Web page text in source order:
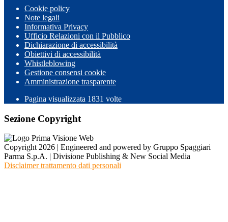
Cookie policy
Note legali
Informativa Privacy
Ufficio Relazioni con il Pubblico
Dichiarazione di accessibilità
Obiettivi di accessibilità
Whistleblowing
Gestione consensi cookie
Amministrazione trasparente
Pagina visualizzata 1831 volte
Sezione Copyright
Copyright 2026 | Engineered and powered by Gruppo Spaggiari
Parma S.p.A. | Divisione Publishing & New Social Media
Disclaimer trattamento dati personali